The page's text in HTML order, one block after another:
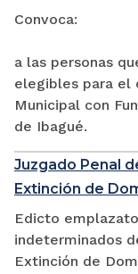
Convoca:
a las personas
elegibles para el
Municipal con
de Ibagué.
Juzgado Penal
Extinción de
Edicto
indeterminados
Extinción de